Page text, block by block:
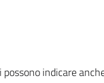
indicare